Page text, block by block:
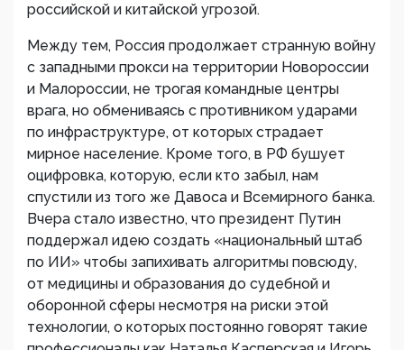
российской и китайской угрозой.
Между тем, Россия продолжает странную войну
с западными прокси на территории Новороссии
и Малороссии, не трогая командные центры
врага, но обмениваясь с противником ударами
по инфраструктуре, от которых страдает
мирное население. Кроме того, в РФ бушует
оцифровка, которую, если кто забыл, нам
спустили из того же Давоса и Всемирного банка.
Вчера стало известно, что президент Путин
поддержал идею создать «национальный штаб
по ИИ» чтобы запихивать алгоритмы повсюду,
от медицины и образования до судебной и
оборонной сферы несмотря на риски этой
технологии, о которых постоянно говорят такие